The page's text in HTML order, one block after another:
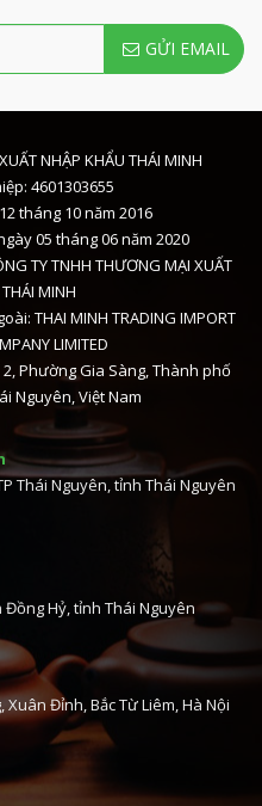
GỬI EMAIL
NHẬP KHẨU THÁI MINH
4601303655
tháng 10 năm 2016
05 tháng 06 năm 2020
TY TNHH THƯƠNG MẠI XUẤT
MINH
THAI MINH TRADING IMPORT
LIMITED
Phường Gia Sàng, Thành phố
Nguyên, Việt Nam
Thái Nguyên, tỉnh Thái Nguyên
Đồng Hỷ, tỉnh Thái Nguyên
Xuân Đỉnh, Bắc Từ Liêm, Hà Nội